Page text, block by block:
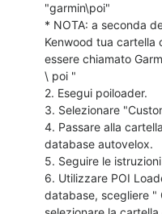
"garmin\poi"
* NOTA: a seconda
Kenwood tua cartella
essere chiamato
\ poi "
2. Esegui poiloader.
3. Selezionare
4. Passare alla
database autovelox.
5. Seguire le
6. Utilizzare POI
database, scegliere "